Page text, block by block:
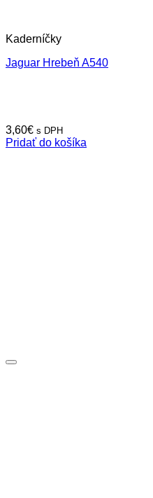
Kaderníčky
Jaguar Hrebeň A540
3,60€ s DPH
Pridať do košíka